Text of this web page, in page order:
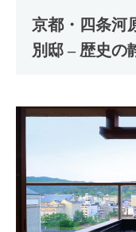
京都・四条河
別邸 – 歴史の